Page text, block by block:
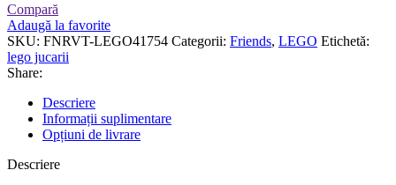
Compară
Adaugă la favorite
SKU: FNRVT-LEGO41754 Categorii: Friends, LEGO Etichetă:
lego jucarii
Share:
Descriere
Informații suplimentare
Opțiuni de livrare
Descriere